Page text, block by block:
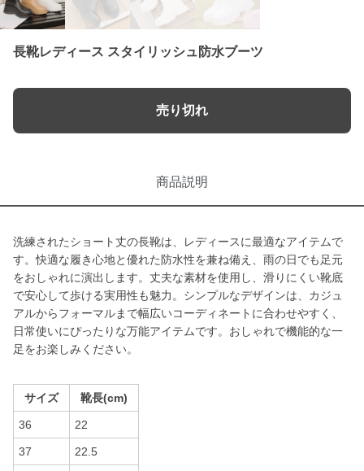
長靴レディース スタイリッシュ防水ブーツ
売り切れ
商品説明
洗練されたショート丈の長靴は、レディースに最適なアイテムで
す。快適な履き心地と優れた防水性を兼ね備え、雨の日でも足元
をおしゃれに演出します。丈夫な素材を使用し、滑りにくい靴底
で安心して歩ける実用性も魅力。シンプルなデザインは、カジュ
アルからフォーマルまで幅広いコーディネートに合わせやすく、
日常使いにぴったりな万能アイテムです。おしゃれで機能的な一
足をお楽しみください。
サイズ 靴長(cm)
36 22
37 22.5